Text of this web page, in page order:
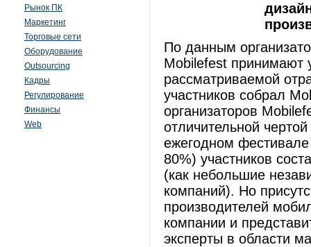
Рынок ПК
Маркетинг
Торговые сети
Оборудование
Outsourcing
Кадры
Регулирование
Финансы
Web
По данным
Mobilefest принимают
рассматриваемой
участников собрал
организаторов
отличительной
ежегодном
80%) участников
(как небольшие
компаний). Но
производителей
компании и
эксперты в области